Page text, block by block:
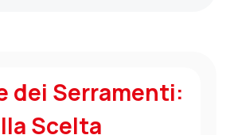
dei Serramenti:
Scelta